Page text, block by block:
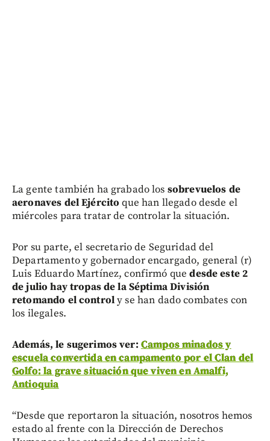
La gente también ha grabado los sobrevuelos de
aeronaves del Ejércitoque han llegado desde el
miércoles para tratar de controlar la situación.
Por su parte, el secretario de Seguridad del
Departamento y gobernador encargado, general (r)
Luis Eduardo Martínez, confirmó quedesde este 2
de julio hay tropas de la Séptima División
retomando el controly se han dado combates con
los ilegales.
Además, le sugerimos ver: Campos minados y
escuela convertida en campamento por el Clan del
Golfo: la grave situación que viven en Amalfi,
Antioquia
“Desde que reportaron la situación, nosotros hemos
estado al frente con la Dirección de Derechos